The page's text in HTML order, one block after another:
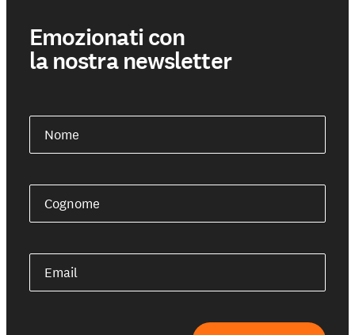
Emozionati con
la nostra newsletter
Nome
Cognome
Email